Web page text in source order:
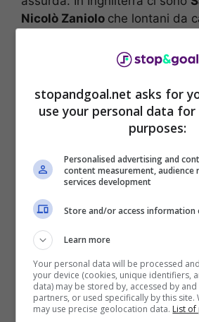
Nicolò Zaniolo che lontani da
Grande gesto da parte del
molto vicino al giocatore in
confermato dal suo stesso
è uno dei giocatori più
questo motivo la scelta del
club oggi: è stato ingaggiato il
della società.
Squalifica Tonali: il
Newcastle è al
stopandgoal.net asks for
use your personal data
purposes:
Personalised advertising and
content measurement, audience
services development
Store and/or access information
Learn more
Your personal data will be processed
your device (cookies, unique identifiers,
data) may be stored by, accessed by
partners, or used specifically by this
may use precise geolocation data. List of